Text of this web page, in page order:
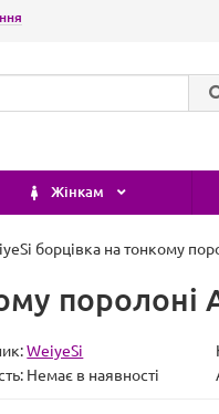
Жінкам
борцівка на тонкому
поролоні
WeiyeSi
Немає в наявності